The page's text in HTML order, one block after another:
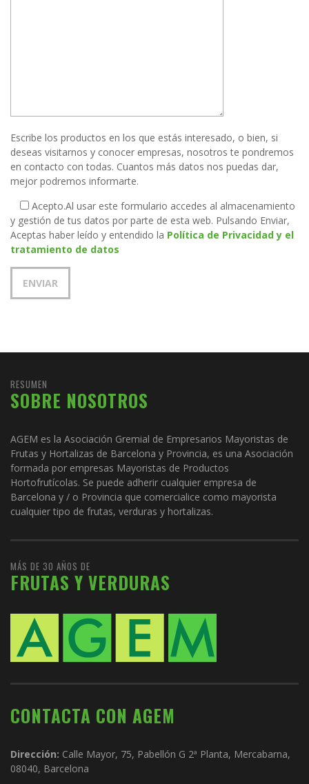
Escribe los productos en los que estás interesado, o bien, si
deseas visitarnos y conocer empresas, nosotros te pondremos
en contacto con todas. Cuantos más datos nos puedas dar,
mejor podremos informarte.
Acepto.Al usar este formulario accedes al almacenamiento
y gestión de tus datos por parte de esta web. Pulsando Enviar,
Aceptas haber leído y entendido la Política de Privacidad y el
tratamiento de datos
RESUMEN
SOBRE NOSOTROS
AGEM es la Asociación Gremial de Empresarios Mayoristas de
Frutas y Hortalizas de Barcelona y Provincia, es una Asociación
formada por empresas Mayoristas de Productos
Hortofrutícolas. Se puede adherir cualquier empresa de
Barcelona y / o Provincia que comercialice como mayorista
cualquier tipo de frutas, verduras y hortalizas.
MÁS DE 30 AÑOS DE
FRUTAS Y VERDURAS
CONTACTA CON AGEM
Dirección: Calle Mayor, 75, Pabellón G 2ª Planta, Mercabarna,
08040, Barcelona